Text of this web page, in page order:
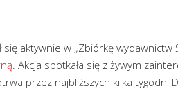
się aktywnie w „Zbiórkę wydawnictw
. Akcja spotkała się z żywym
przez najbliższych kilka tygodni